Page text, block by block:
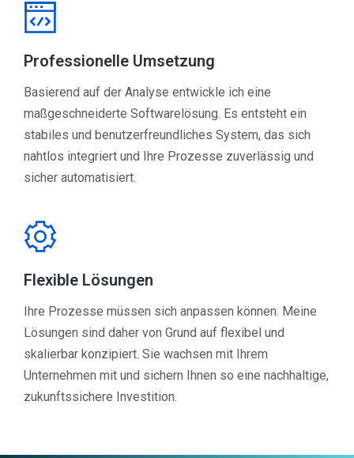
Professionelle Umsetzung
Basierend auf der Analyse entwickle ich eine
maßgeschneiderte Softwarelösung. Es entsteht ein
stabiles und benutzerfreundliches System, das sich
nahtlos integriert und Ihre Prozesse zuverlässig und
sicher automatisiert.
Flexible Lösungen
Ihre Prozesse müssen sich anpassen können. Meine
Lösungen sind daher von Grund auf flexibel und
skalierbar konzipiert. Sie wachsen mit Ihrem
Unternehmen mit und sichern Ihnen so eine nachhaltige,
zukunftssichere Investition.